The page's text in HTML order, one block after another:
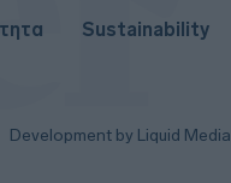
Sustainability
Development by Liquid Media